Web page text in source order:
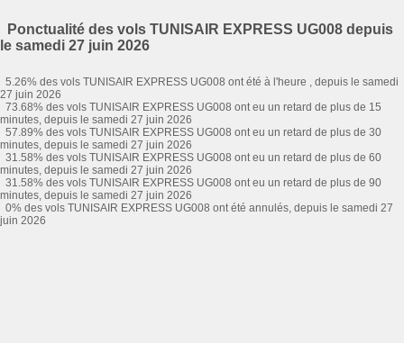
Ponctualité des vols TUNISAIR EXPRESS UG008 depuis
le samedi 27 juin 2026
5.26% des vols TUNISAIR EXPRESS UG008 ont été à l'heure , depuis le samedi
27 juin 2026
73.68% des vols TUNISAIR EXPRESS UG008 ont eu un retard de plus de 15
minutes, depuis le samedi 27 juin 2026
57.89% des vols TUNISAIR EXPRESS UG008 ont eu un retard de plus de 30
minutes, depuis le samedi 27 juin 2026
31.58% des vols TUNISAIR EXPRESS UG008 ont eu un retard de plus de 60
minutes, depuis le samedi 27 juin 2026
31.58% des vols TUNISAIR EXPRESS UG008 ont eu un retard de plus de 90
minutes, depuis le samedi 27 juin 2026
0% des vols TUNISAIR EXPRESS UG008 ont été annulés, depuis le samedi 27
juin 2026